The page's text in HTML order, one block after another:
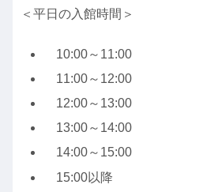
＜平日の入館時間＞
10:00～11:00
11:00～12:00
12:00～13:00
13:00～14:00
14:00～15:00
15:00以降